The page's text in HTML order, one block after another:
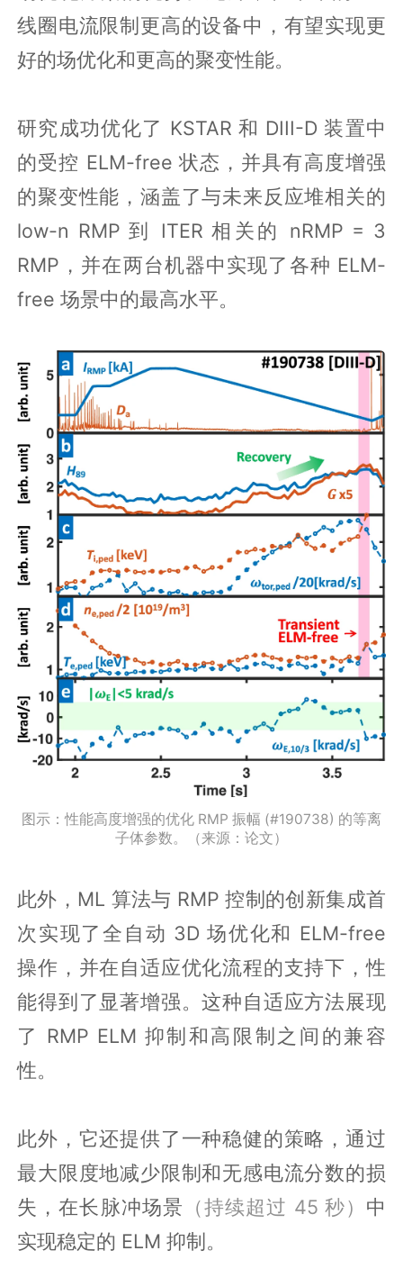
线圈电流限制更高的设备中，有望实现更
好的场优化和更高的聚变性能。
研究成功优化了 KSTAR 和 DIII-D 装置中
的受控 ELM-free 状态，并具有高度增强
的聚变性能，涵盖了与未来反应堆相关的
low-n RMP 到 ITER 相关的 nRMP = 3
RMP，并在两台机器中实现了各种 ELM-
free 场景中的最高水平。
图示：性能高度增强的优化 RMP 振幅 (#190738) 的等离
子体参数。（来源：论文）
此外，ML 算法与 RMP 控制的创新集成首
次实现了全自动 3D 场优化和 ELM-free
操作，并在自适应优化流程的支持下，性
能得到了显著增强。这种自适应方法展现
了 RMP ELM 抑制和高限制之间的兼容
性。
此外，它还提供了一种稳健的策略，通过
最大限度地减少限制和无感电流分数的损
失，在长脉冲场景 （持续超过 45 秒） 中
实现稳定的 ELM 抑制。